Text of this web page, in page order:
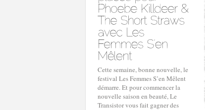
Cette semaine, bonne nouvelle, le
festival Les Femmes S’en Mêlent
démarre. Et pour commencer la
nouvelle saison en beauté, Le
Transistor vous fait gagner des